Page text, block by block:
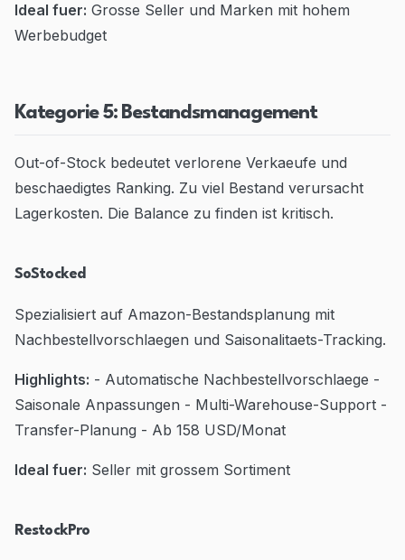
Ideal fuer: Grosse Seller und Marken mit hohem
Werbebudget
Kategorie 5: Bestandsmanagement
Out-of-Stock bedeutet verlorene Verkaeufe und
beschaedigtes Ranking. Zu viel Bestand verursacht
Lagerkosten. Die Balance zu finden ist kritisch.
SoStocked
Spezialisiert auf Amazon-Bestandsplanung mit
Nachbestellvorschlaegen und Saisonalitaets-Tracking.
Highlights: - Automatische Nachbestellvorschlaege -
Saisonale Anpassungen - Multi-Warehouse-Support -
Transfer-Planung - Ab 158 USD/Monat
Ideal fuer: Seller mit grossem Sortiment
RestockPro